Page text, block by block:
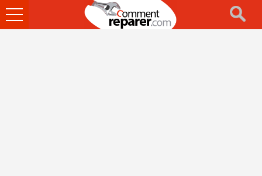
Ouvrir
le